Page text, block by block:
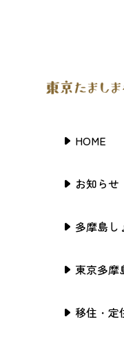
HOME
お知らせ
多摩島し
東京多摩
移住・定